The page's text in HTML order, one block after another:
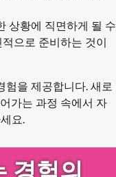
상황에 직면하게 될 수
으로 준비하는 것이
험을 제공합니다. 새로
가는 과정 속에서 자
요.
경험의